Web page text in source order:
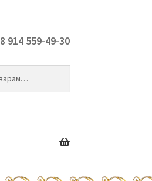
8 914 559-49-30